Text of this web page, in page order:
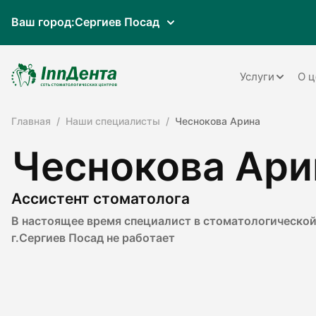
Ваш город:Сергиев Посад
Услуги
Терапия
О
Главная Наши специалисты Чеснокова Арина
Чеснокова
Ассистент стоматолога
В настоящее время специалист в
г.Сергиев Посад не работает